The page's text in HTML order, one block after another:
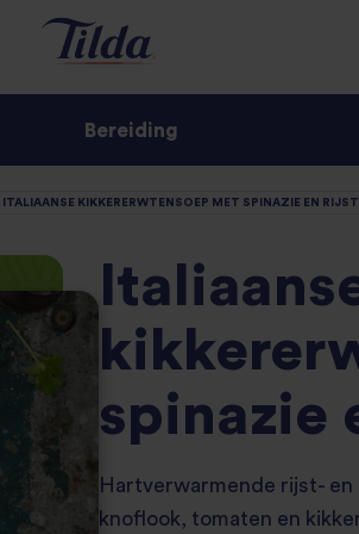
Bereiding
ITALIAANSE KIKKERERWTENSOEP MET SPINAZIE EN RIJST
spinazie
Hartverwarmende rijst-
knoflook, tomaten en